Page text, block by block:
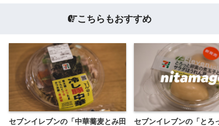
こちらもおすすめ
セブンイレブンの「中華蕎麦とみ田
セブンイレブンの「とろ